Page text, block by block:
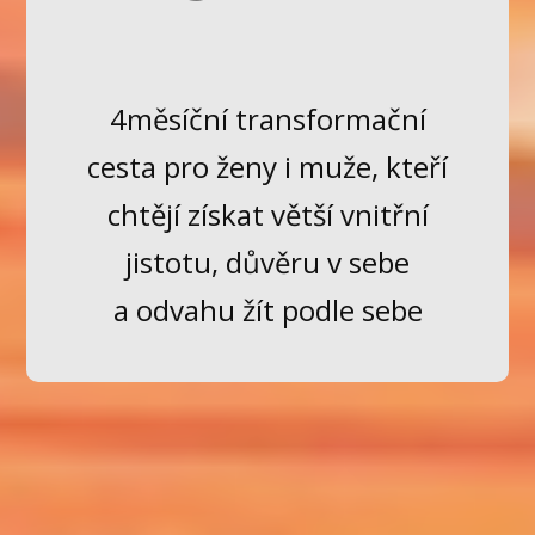
4měsíční transformační
cesta pro ženy i muže, kteří
chtějí získat větší vnitřní
jistotu, důvěru v sebe
a odvahu žít podle sebe